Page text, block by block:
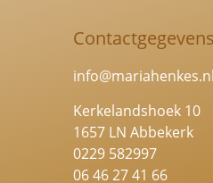
Contactgegevens
info@mariahenkes.nl
Kerkelandshoek 10
1657 LN Abbekerk
0229 582997
06 46 27 41 66